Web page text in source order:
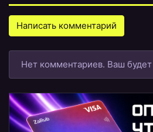
Написать комментарий
Нет комментариев. Ваш